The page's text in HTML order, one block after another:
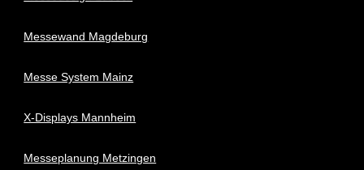
Messewand Magdeburg
Messe System Mainz
X-Displays Mannheim
Messeplanung Metzingen